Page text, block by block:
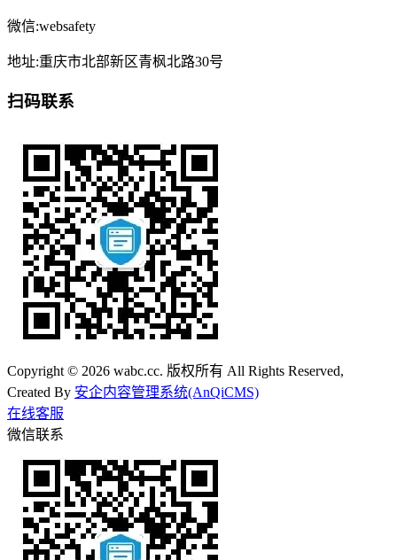
微信:websafety
地址:重庆市北部新区青枫北路30号
扫码联系
Copyright © 2026 wabc.cc. 版权所有 All Rights Reserved,
Created By 安企内容管理系统(AnQiCMS)
在线客服
微信联系